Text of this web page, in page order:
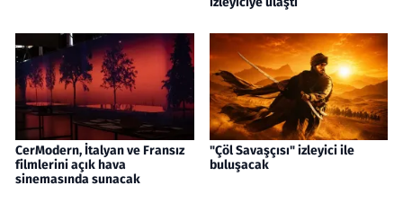
CerModern, İtalyan ve Fransız
filmlerini açık hava
sinemasında sunacak
"Çöl Savaşçısı" izleyici ile
buluşacak